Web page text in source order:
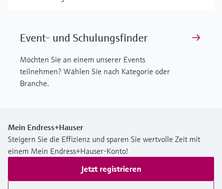
Event- und Schulungsfinder
Möchten Sie an einem unserer Events
teilnehmen? Wählen Sie nach Kategorie oder
Branche.
Mein Endress+Hauser
Steigern Sie die Effizienz und sparen Sie wertvolle Zeit mit
einem Mein Endress+Hauser-Konto!
Jetzt registrieren